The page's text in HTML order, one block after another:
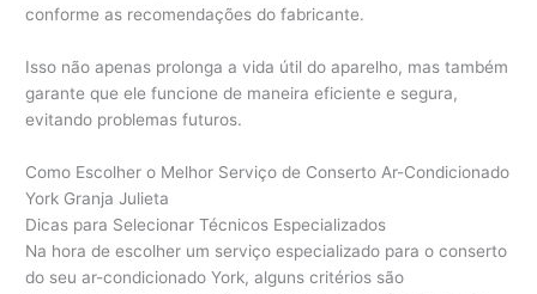
conforme as recomendações do fabricante.
Isso não apenas prolonga a vida útil do aparelho, mas também
garante que ele funcione de maneira eficiente e segura,
evitando problemas futuros.
Como Escolher o Melhor Serviço de Conserto Ar-Condicionado
York Granja Julieta
Dicas para Selecionar Técnicos Especializados
Na hora de escolher um serviço especializado para o conserto
do seu ar-condicionado York, alguns critérios são